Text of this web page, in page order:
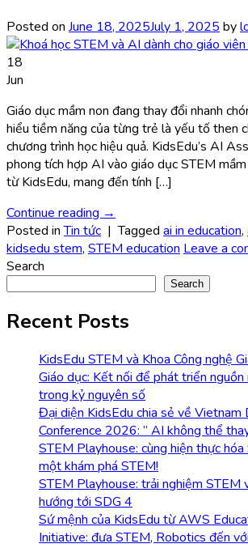
Posted on June 18, 2025July 1, 2025 by
18
Jun
Giáo dục mầm non đang thay đổi nhanh
hiểu tiềm năng của từng trẻ là yếu tố then
chương trình học hiệu quả. KidsEdu’s AI
phong tích hợp AI vào giáo dục STEM
từ KidsEdu, mang đến tính […]
Continue reading →
Posted inTin tức | Tagged ai in education,
kidsedu stem, STEM education Leave a
Search
Search
Recent Posts
KidsEdu STEM và Khoa Công nghệ
Giáo dục: Kết nối để phát triển nguồn
trong kỷ nguyên số
Đại diện KidsEdu chia sẻ về Vietnam
Conference 2026: ” AI không thể
STEM Playhouse: cùng hiện thực
một khám phá STEM!
STEM Playhouse: trải nghiệm STEM
hướng tới SDG 4
Sứ mệnh của KidsEdu từ AWS
Initiative: đưa STEM, Robotics đến